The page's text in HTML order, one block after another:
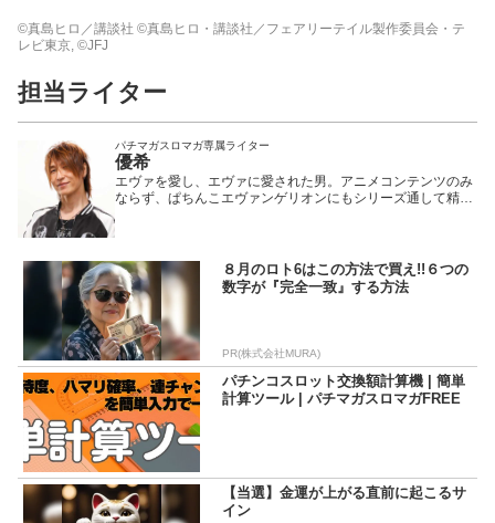
©真島ヒロ／講談社 ©真島ヒロ・講談社／フェアリーテイル製作委員会・テ
レビ東京, ©JFJ
担当ライター
パチマガスロマガ専属ライター
優希
エヴァを愛し、エヴァに愛された男。アニメコンテンツのみ
ならず、ぱちんこエヴァンゲリオンにもシリーズ通して精通
らば何でもござれ、演出面や法則など完璧に知り尽くしてい
る希少なライターである。 甘いマスクとチャラい発言がトレ
ードマークだが、裏腹に堅い立ち回りで甘く安定しやすいタ
イプのマシンを好む。 さらに、経験値に裏打ちされたパチマ
ガ攻略軍団仕込みの機種解説と淀みないトークは大変分かり
やすいと好評を博している。 プライベートでは元パチマガラ
イターである柳まおと結婚し、今ではライター業の傍らイク
メンとしても子育てにも奮闘中である。
８月のロト6はこの方法で買え!!６つの
数字が『完全一致』する方法
PR(株式会社MURA)
パチンコスロット交換額計算機 | 簡単
計算ツール | パチマガスロマガFREE
【当選】金運が上がる直前に起こるサ
イン